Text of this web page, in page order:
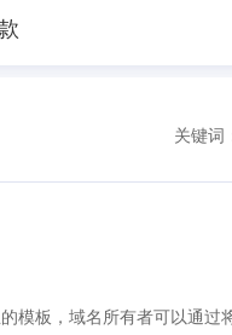
关键词
模板，域名所有者可以通